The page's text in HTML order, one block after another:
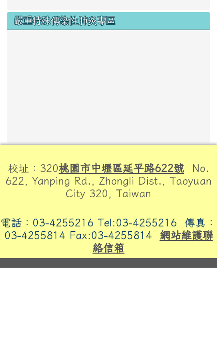
嚴重特殊傳染性肺炎專區
校址：320桃園市中壢區延平路622號 No.
622, Yanping Rd., Zhongli Dist., Taoyuan
City 320, Taiwan
電話：03-4255216 Tel:03-4255216 傳真：
03-4255814 Fax:03-4255814 網站維護聯
絡信箱